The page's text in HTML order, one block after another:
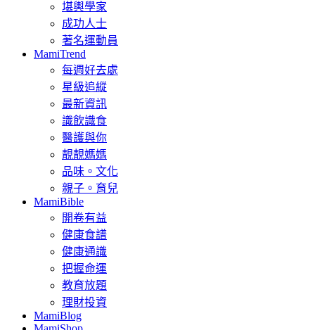
堪輿學家
成功人士
著名運動員
MamiTrend
每週好去處
星級追縱
最新資訊
識飲識食
醫護與你
靚靚媽媽
品味。文化
親子。育兒
MamiBible
開卷有益
健康食譜
健康通識
把握命運
教育放題
理財投資
MamiBlog